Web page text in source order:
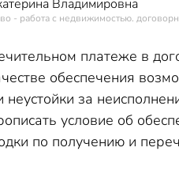
Владимировна
- работа с недвижимостью.
платеже в
обеспечения
неустойки за
условие об
по получению и